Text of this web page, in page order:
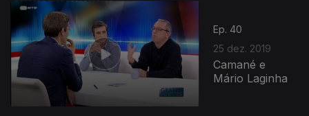
Ep. 40
25 dez. 2019
Camané e
Mário Laginha